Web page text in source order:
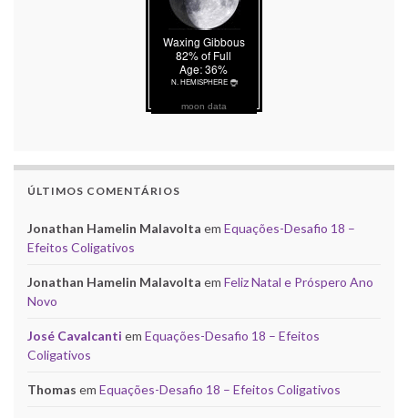
moon data
ÚLTIMOS COMENTÁRIOS
Jonathan Hamelin Malavolta em Equações-Desafio 18 –
Efeitos Coligativos
Jonathan Hamelin Malavolta em Feliz Natal e Próspero Ano
Novo
José Cavalcanti em Equações-Desafio 18 – Efeitos
Coligativos
Thomas em Equações-Desafio 18 – Efeitos Coligativos